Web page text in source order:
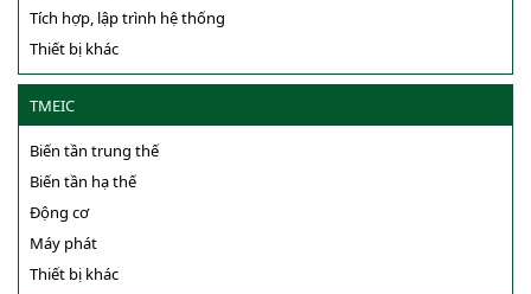
Tích hợp, lập trình hệ thống
Thiết bị khác
TMEIC
Biến tần trung thế
Biến tần hạ thế
Động cơ
Máy phát
Thiết bị khác